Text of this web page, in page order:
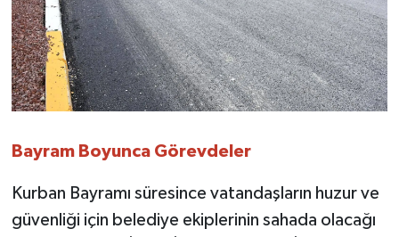
Bayram Boyunca Görevdeler
Kurban Bayramı süresince vatandaşların huzur ve
güvenliği için belediye ekiplerinin sahada olacağı